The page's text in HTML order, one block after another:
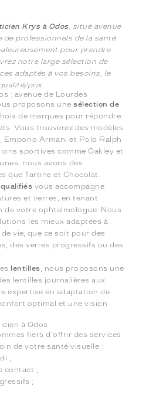
Krys à Odos, situé avenue
de professionnels de la santé
pour prendre
notre large sélection de
adaptés à vos besoins, le
prix.
: avenue de Lourdes
proposons unesélection de
de marques pour répondre
Vous trouverez des modèles
Emporio Armani et Polo Ralph
sportives comme Oakley et
nous avons des
que Tartine et Chocolat.
vous accompagne
et verres, en tenant
de votre ophtalmologue. Nous
les mieux adaptées à
vie, que ce soit pour des
des verres progressifs ou des
lentilles, nous proposons une
lentilles journalières aux
expertise en adaptation de
optimal et une vision
à Odos
fiers d'offrir des services
de votre santé visuelle :
;
contact ;
;